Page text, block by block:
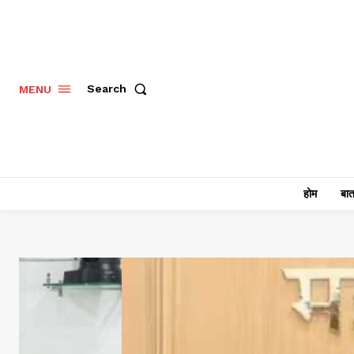
MENU Search
होम